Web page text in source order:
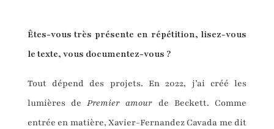
Êtes-vous très présente en répétition, lisez-vous
le texte, vous documentez-vous ?
Tout dépend des projets. En 2022, j’ai créé les
lumières dePremier amour de Beckett. Comme
entrée en matière, Xavier-Fernandez Cavada me dit